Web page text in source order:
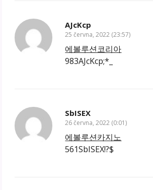
AJcKcp
25 června, 2022 (23:57)
에볼루션코리아
983AJcKcp;*_
SbISEX
26 června, 2022 (0:01)
에볼루션카지노
561SbISEX!?$